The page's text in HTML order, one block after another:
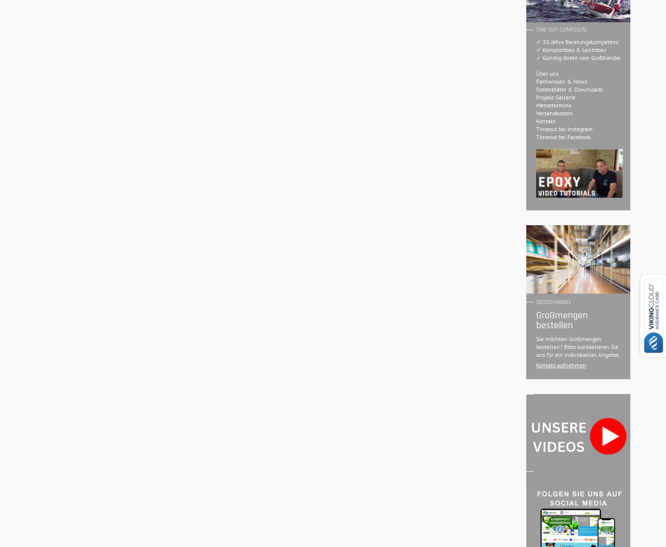
TIME OUT COMPOSITE
✓ 30 Jahre Beratungskompetenz
✓ Kompositbau & Leichtbau
✓ Günstig direkt vom Großhandel
Über uns
Fachwissen & News
Datenbläter & Downloads
Projekt Gallerie
Messetermine
Versandkosten
Kontakt
Timeout bei Instagram
Timeout bei Facebook
GROSSHANDEL
Großmengen
bestellen
Sie möchten Großmengen
bestellen? Bitte kontaktieren Sie
uns für ein individuelles Angebot.
Kontakt aufnehmen